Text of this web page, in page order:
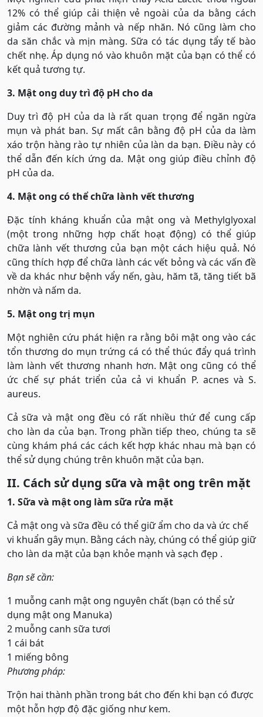
12% có thể giúp cải thiện vẻ ngoài của da bằng cách
giảm các đường mảnh và nếp nhăn. Nó cũng làm cho
da săn chắc và mịn màng. Sữa có tác dụng tẩy tế bào
chết nhẹ. Áp dụng nó vào khuôn mặt của bạn có thể có
kết quả tương tự.
3. Mật ong duy trì độ pH cho da
Duy trì độ pH của da là rất quan trọng để ngăn ngừa
mụn và phát ban. Sự mất cân bằng độ pH của da làm
xáo trộn hàng rào tự nhiên của làn da bạn. Điều này có
thể dẫn đến kích ứng da. Mật ong giúp điều chỉnh độ
pH của da.
4. Mật ong có thể chữa lành vết thương
Đặc tính kháng khuẩn của mật ong và Methylglyoxal
(một trong những hợp chất hoạt động) có thể giúp
chữa lành vết thương của bạn một cách hiệu quả. Nó
cũng thích hợp để chữa lành các vết bỏng và các vấn đề
về da khác như bệnh vẩy nến, gàu, hăm tã, tăng tiết bã
nhờn và nấm da.
5. Mật ong trị mụn
Một nghiên cứu phát hiện ra rằng bôi mật ong vào các
tổn thương do mụn trứng cá có thể thúc đẩy quá trình
làm lành vết thương nhanh hơn. Mật ong cũng có thể
ức chế sự phát triển của cả vi khuẩn P. acnes và S.
aureus.
Cả sữa và mật ong đều có rất nhiều thứ để cung cấp
cho làn da của bạn. Trong phần tiếp theo, chúng ta sẽ
cùng khám phá các cách kết hợp khác nhau mà bạn có
thể sử dụng chúng trên khuôn mặt của bạn.
II. Cách sử dụng sữa và mật ong trên mặt
1. Sữa và mật ong làm sữa rửa mặt
Cả mật ong và sữa đều có thể giữ ẩm cho da và ức chế
vi khuẩn gây mụn. Bằng cách này, chúng có thể giúp giữ
cho làn da mặt của bạn khỏe mạnh và sạch đẹp .
Bạn sẽ cần:
1 muỗng canh mật ong nguyên chất (bạn có thể sử
dụng mật ong Manuka)
2 muỗng canh sữa tươi
1 cái bát
1 miếng bông
Phương pháp:
Trộn hai thành phần trong bát cho đến khi bạn có được
một hỗn hợp độ đặc giống như kem.